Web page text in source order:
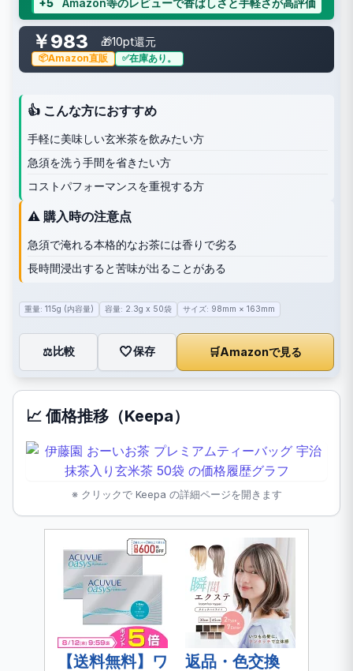
+5
Amazon等のレビューで香ばしさと手軽さが高評価
￥983 🎁10pt還元
Amazon直販 在庫あり。
👍 こんな方におすすめ
手軽に美味しい玄米茶を飲みたい方
急須を洗う手間を省きたい方
コストパフォーマンスを重視する方
⚠️ 購入時の注意点
急須で淹れる本格的なお茶には香りで劣る
長時間浸出すると苦味が出ることがある
重量: 115g (内容量) 容量: 2.3g x 50袋 サイズ: 98mm × 163mm
⚖️比較 🤍保存 🛒Amazonで見る
📈 価格推移（Keepa）
※ クリックで Keepa の詳細ページを開きます